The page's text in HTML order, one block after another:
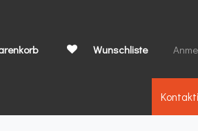
Wunschliste